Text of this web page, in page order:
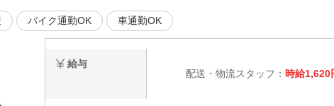
バイク通勤OK 車通勤OK
給与
配送・物流スタッフ： 時給1,620